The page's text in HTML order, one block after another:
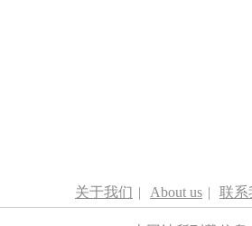
关于我们 | About us | 联系